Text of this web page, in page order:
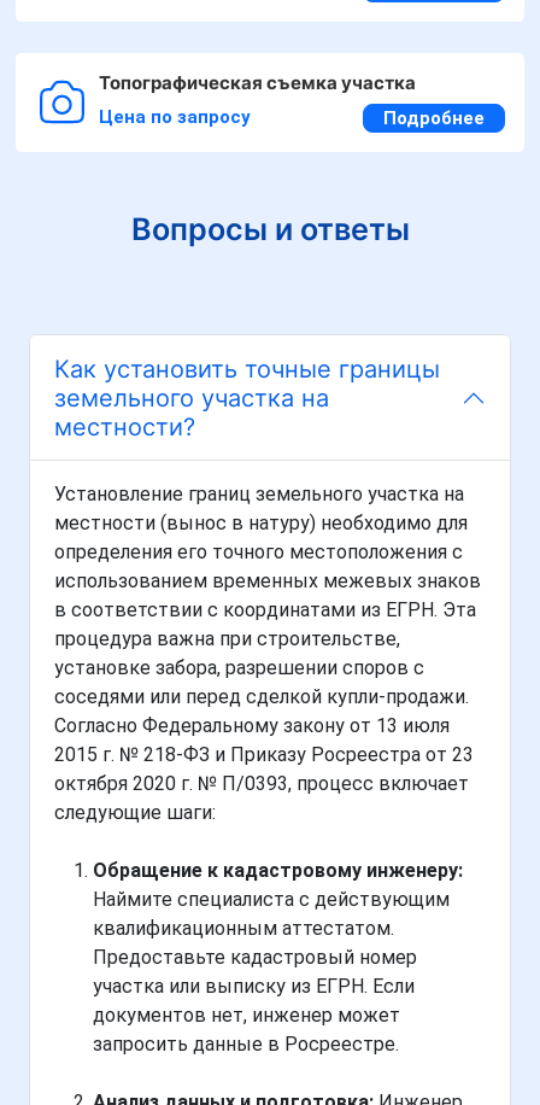
Топографическая съемка участка
Цена по запросу Подробнее
Вопросы и ответы
Как установить точные границы
земельного участка на
местности?
Установление границ земельного участка на
местности (вынос в натуру) необходимо для
определения его точного местоположения с
использованием временных межевых знаков
в соответствии с координатами из ЕГРН. Эта
процедура важна при строительстве,
установке забора, разрешении споров с
соседями или перед сделкой купли-продажи.
Согласно Федеральному закону от 13 июля
2015 г. № 218-ФЗ и Приказу Росреестра от 23
октября 2020 г. № П/0393, процесс включает
следующие шаги:
Обращение к кадастровому инженеру:
Наймите специалиста с действующим
квалификационным аттестатом.
Предоставьте кадастровый номер
участка или выписку из ЕГРН. Если
документов нет, инженер может
запросить данные в Росреестре.